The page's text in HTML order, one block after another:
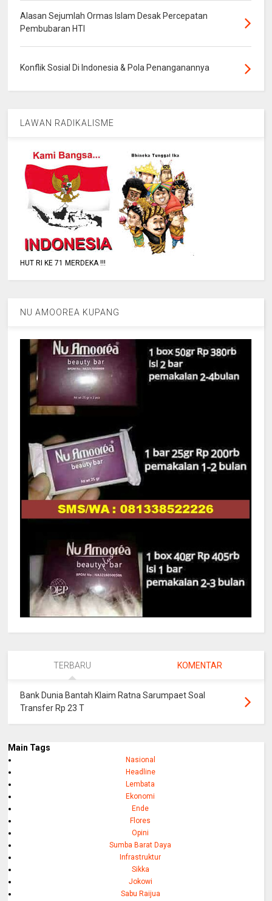
Alasan Sejumlah Ormas Islam Desak Percepatan
Pembubaran HTI
Konflik Sosial Di Indonesia & Pola Penanganannya
LAWAN RADIKALISME
HUT RI KE 71 MERDEKA !!!
NU AMOOREA KUPANG
TERBARU KOMENTAR
Bank Dunia Bantah Klaim Ratna Sarumpaet Soal
Transfer Rp 23 T
Main Tags
Nasional
Headline
Lembata
Ekonomi
Ende
Flores
Opini
Sumba Barat Daya
Infrastruktur
Sikka
Jokowi
Sabu Raijua